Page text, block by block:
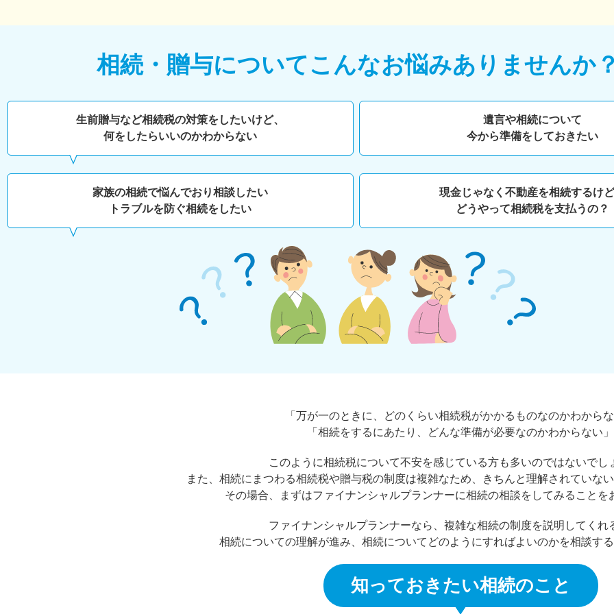
相続・贈与についてこんなお悩みありませんか
生前贈与など相続税の対策をしたいけど、
何をしたらいいのかわからない
遺言や相続について
今から準備をしておきたい
家族の相続で悩んでおり相談したい
トラブルを防ぐ相続をしたい
現金じゃなく不動産を相続するけ
どうやって相続税を支払うの？
「万が一のときに、どのくらい相続税がかかるものなのかわから
「相続をするにあたり、どんな準備が必要なのかわからない」
このように相続税について不安を感じている方も多いのではないでし
また、相続にまつわる相続税や贈与税の制度は複雑なため、きちんと理解されていな
その場合、まずはファイナンシャルプランナーに相続の相談をしてみることを
ファイナンシャルプランナーなら、複雑な相続の制度を説明してくれ
相続についての理解が進み、相続についてどのようにすればよいのかを相談す
知っておきたい相続のこと